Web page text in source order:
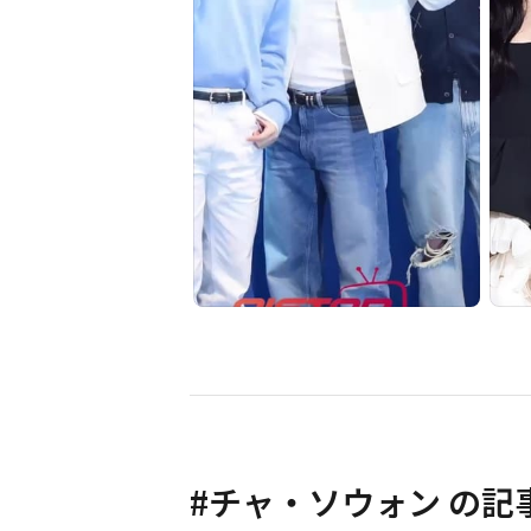
#チャ・ソウォン の記